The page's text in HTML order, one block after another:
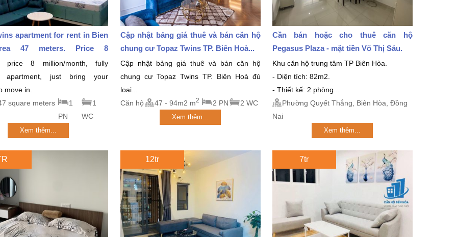
apartment for rent in Bien
47 meters. Price 8
price 8 million/month, fully
apartment, just bring your
move in.
square meters
1
PN
1
WC
Xem thêm...
Cập nhật bảng giá thuê và bán căn hộ
chung cư Topaz Twins TP. Biên Hoà...
Cập nhật bảng giá thuê và bán căn hộ
chung cư Topaz Twins TP. Biên Hoà đủ
loại...
Căn hộ
47 - 94m2 m2 2 PN 2 WC
Xem thêm...
Cần bán hoặc cho thuê căn hộ
Pegasus Plaza - mặt tiền Võ Thị Sáu.
Khu căn hộ trung tâm TP Biên Hòa.
- Diện tích: 82m2.
- Thiết kế: 2 phòng...
Phường Quyết Thắng, Biên Hòa, Đồng
Nai
Xem thêm...
12tr 7tr